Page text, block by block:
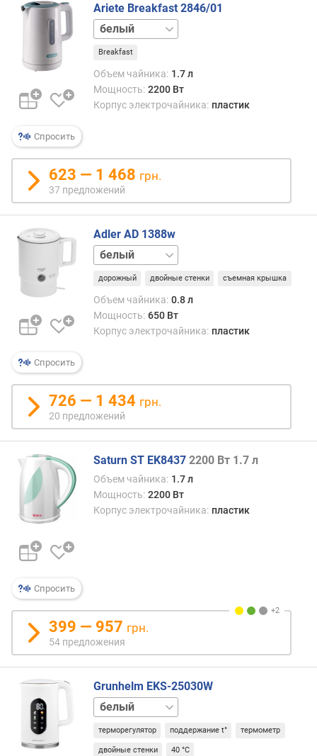
Спросить
Ariete Breakfast 2846/01
черный
Breakfast
Объем чайника: 1.7 л
Мощность: 2200 Вт
Корпус электрочайника: пластик
623 — 1 468 грн.
37 предложений
Спросить
Adler AD 1388w
бежевый
дорожный двойные стенки съемная крышка
Объем чайника: 0.8 л
Мощность: 650 Вт
Корпус электрочайника: пластик
726 — 1 434 грн.
20 предложений
Спросить
Saturn ST EK8437 2200 Вт 1.7 л
Объем чайника: 1.7 л
Мощность: 2200 Вт
Корпус электрочайника: пластик
399 — 957 грн.
54 предложения
Grunhelm EKS-25030W
черный
терморегулятор поддержание t° термометр
двойные стенки 40 °C